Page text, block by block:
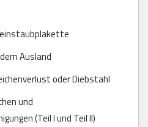
Ausland
oder Diebstahl
und
(Teil I und Teil II)